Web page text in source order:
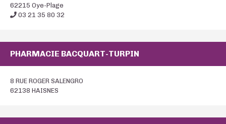
62215 Oye-Plage
03 21 35 80 32
PHARMACIE BACQUART-TURPIN
8 RUE ROGER SALENGRO
62138 HAISNES